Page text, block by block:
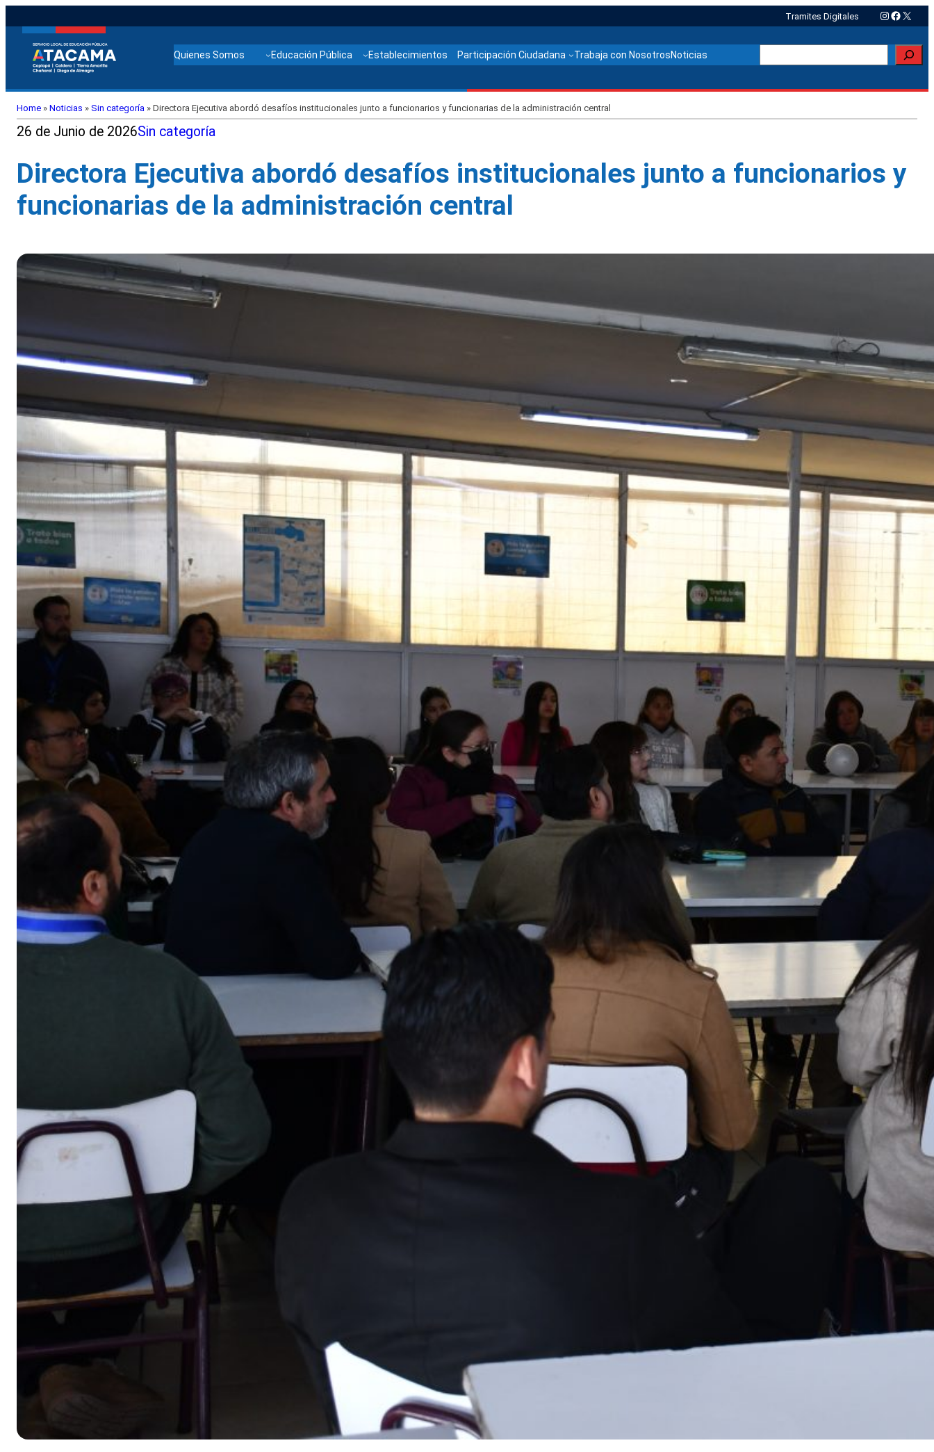
Tramites Digitales Instagram
X
Quienes Somos Educación Pública Establecimientos Participación Ciudadana Trabaja con NosotrosNoticias
Home » Noticias » Sin categoría » Directora Ejecutiva abordó desafíos institucionales junto a funcionarios y funcionarias de la administración central
26 de Junio de 2026Sin categoría
Directora Ejecutiva abordó desafíos institucionales junto a funcionarios y
funcionarias de la administración central
Comunidad educativa fortalece
herramientas para la protección de niñas
fortaleció conocimientos sobre
derechos de la niñez
Microcentro Rural Copayapu y Oasis de
Luz fortaleció el trabajo colaborativo
docente
Directora del Liceo Bicentenario de
Música representará a Atacama en la
etapa final del Premio LED 2026
Estudiantes del Liceo Bicentenario
Manuel Magalhaes Medling visitaron
instalaciones del Instituto de Astronomía
de la UDA